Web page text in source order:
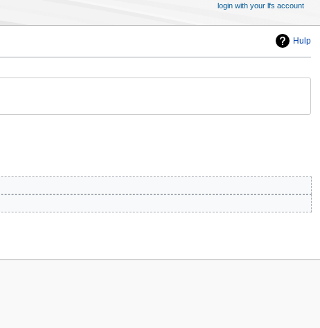
Hulp
login with your lfs account